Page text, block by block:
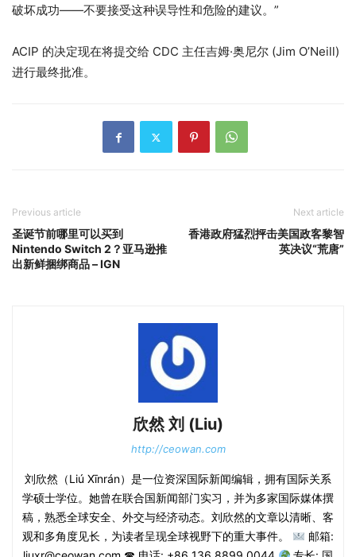
破坏成功——不要接受这种误导性和危险的建议。”
ACIP 的决定现在将提交给 CDC 主任吉姆·奥尼尔 (Jim O’Neill)
进行最终批准。
Previous article
圣诞节前哪里可以买到
Nintendo Switch 2？亚马逊推
出新鲜捆绑商品 – IGN
Next article
香港政府猛烈抨击美国政客黎智
英决议“荒唐”
欣然 刘 (Liu)
http://ceowan.com
刘欣然（Liú Xīnrán）是一位资深国际新闻编辑，拥有国际关系
学硕士学位。她曾在联合国新闻部门实习，并为多家国际媒体撰
稿，熟悉全球安全、外交与经济动态。刘欣然的文章以清晰、客
观和多角度见长，为读者呈现全球视野下的重大事件。
邮箱: